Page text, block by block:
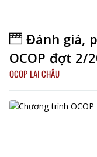
Đánh giá,
OCOP đợt 2/
OCOP LAI CHÂU